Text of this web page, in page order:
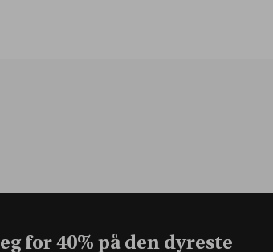
for 40% på den dyreste